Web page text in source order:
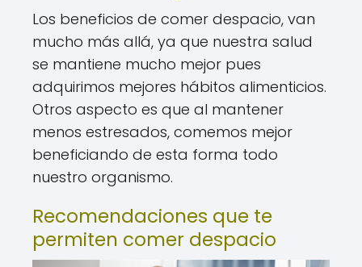
Los beneficios de comer despacio, van
mucho más allá, ya que nuestra salud
se mantiene mucho mejor pues
adquirimos mejores hábitos alimenticios.
Otros aspecto es que al mantener
menos estresados, comemos mejor
beneficiando de esta forma todo
nuestro organismo.
Recomendaciones que te
permiten comer despacio